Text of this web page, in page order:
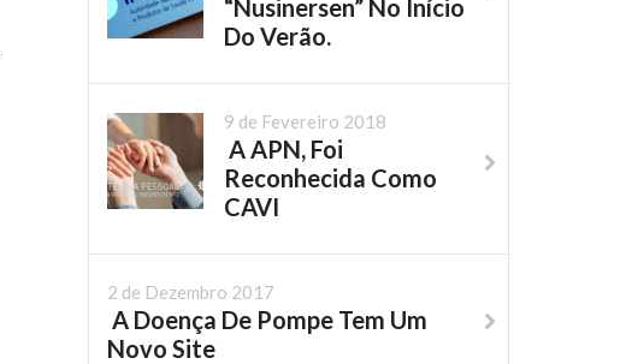
“Nusinersen” No Início
Do Verão.
9 de Fevereiro 2018
A APN, Foi
Reconhecida Como
CAVI
2 de Dezembro 2017
A Doença De Pompe Tem Um
Novo Site